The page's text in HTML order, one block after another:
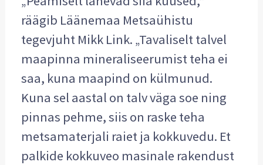
räägib Läänemaa Metsaühistu
tegevjuht Mikk Link. „Tavaliselt talvel
maapinna mineraliseerumist teha ei
saa, kuna maapind on külmunud.
Kuna sel aastal on talv väga soe ning
pinnas pehme, siis on raske teha
metsamaterjali raiet ja kokkuvedu. Et
palkide kokkuveo masinale rakendust